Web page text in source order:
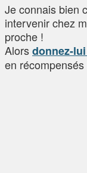
Je connais bien
intervenir chez
proche !
Alorsdonnez-
en récompensés